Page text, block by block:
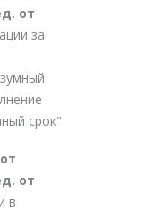
от
за
срок"
от
в